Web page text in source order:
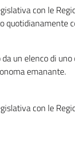
con le
un elenco di
emanante.
con le